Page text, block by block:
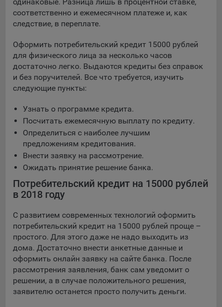
Chrome
Opera
Microsoft Edge
Internet Explorer
16. Пользователь всегда может направить сообщение с
имеющимся у него вопросом, в части использования
файлов сookie, на электронную почту Общества:
info@myfin.by
Аналитические Cookie
Отключение аналитических cookie-файлов не позволит
числе наиболее и наименее популярные страницы и
принимать меры по совершенствованию работы Сайта
Статистические куки позволяют определять предпочтения
пользователей сайта.
Компании, которым мы поручаем обработку
статистических cookies:
Яндекс Метрика – сервис веб-аналитики,
предоставляемый ООО «Яндекс». Адрес: г. Москва, ул.
соответственно и ежемесячном платеже и, как
следствие, в переплате.
Оформить потребительский кредит 15000 рублей
для физического лица за несколько часов
достаточно легко. Выдаются кредиты без справок
и без поручителей. Все что требуется, изучить
следующие пункты:
Узнать о программе кредита.
Посчитать ежемесячную выплату по кредиту.
Определиться с наиболее лучшим
предложениям кредитования.
Внести заявку на рассмотрение.
Ожидать принятие решение банка.
Потребительский кредит на 15000 рублей
в 2018 году
С развитием современных технологий оформить
потребительский кредит на 15000 рублей проще –
простого. Для этого даже не надо выходить из
дома. Достаточно внести анкетные данные и
оформить онлайн заявку на сайте банка. После
рассмотрения заявления, банк сам уведомит о
решении, а в случае положительного решения,
заявителю останется просто получить деньги.